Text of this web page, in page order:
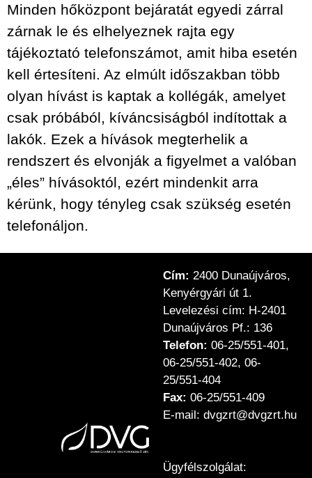
Minden hőközpont bejáratát egyedi zárral
zárnak le és elhelyeznek rajta egy
tájékoztató telefonszámot, amit hiba esetén
kell értesíteni. Az elmúlt időszakban több
olyan hívást is kaptak a kollégák, amelyet
csak próbából, kíváncsiságból indítottak a
lakók. Ezek a hívások megterhelik a
rendszert és elvonják a figyelmet a valóban
„éles” hívásoktól, ezért mindenkit arra
kérünk, hogy tényleg csak szükség esetén
telefonáljon.
Cím: 2400 Dunaújváros,
Kenyérgyári út 1.
Levelezési cím: H-2401
Dunaújváros Pf.: 136
Telefon: 06-25/551-401,
06-25/551-402, 06-
25/551-404
Fax: 06-25/551-409
E-mail: dvgzrt@dvgzrt.hu
Ügyfélszolgálat: